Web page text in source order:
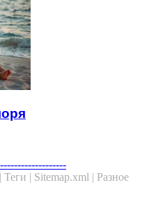
Теги | Sitemap.xml | Разное